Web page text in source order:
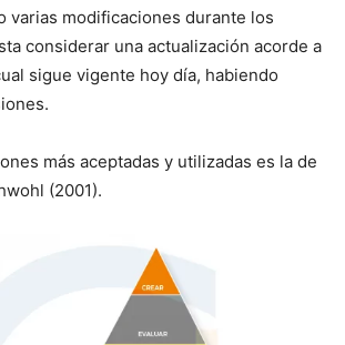
varias modificaciones durante los
considerar una actualización acorde a
sigue vigente hoy día, habiendo
más aceptadas y utilizadas es la de
(2001).